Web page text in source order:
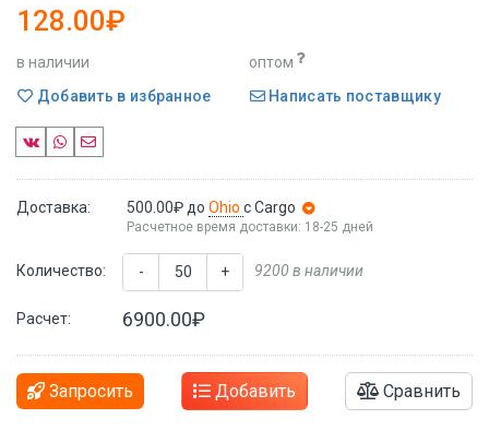
128.00₽
в наличии
оптом
Добавить в избранное
Написать поставщику
Доставка: 500.00₽ до Ohio с Cargo
Расчетное время доставки: 18-25 дней
Количество: - + 9200 в наличии
Расчет: 6900.00₽
Запросить Добавить Сравнить